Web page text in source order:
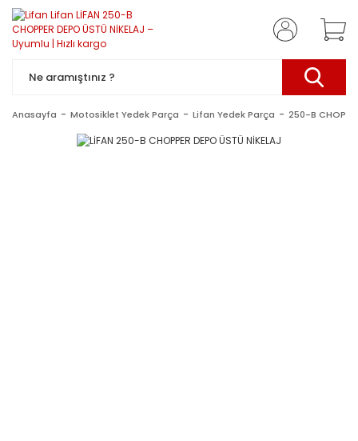
Anasayfa Motosiklet Yedek Parça Lifan Yedek Parça 250-B